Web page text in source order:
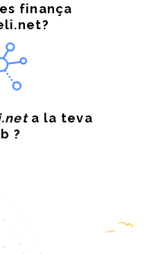
finança
a la teva
?